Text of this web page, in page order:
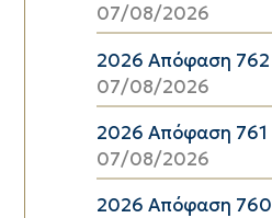
07/08/2026
2026 Απόφαση 762
07/08/2026
2026 Απόφαση 761
07/08/2026
2026 Απόφαση 760